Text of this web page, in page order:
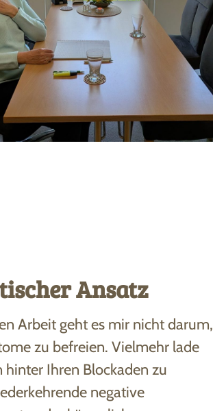
Ansatz
Arbeit geht es mir nicht darum,
zu befreien. Vielmehr lade
hinter Ihren Blockaden zu
negative